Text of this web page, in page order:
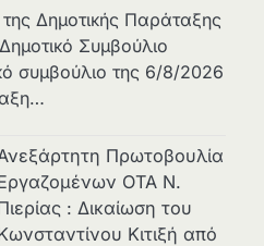
Δημοτικής Παράταξης
Συμβούλιο
συμβούλιο της 6/8/2026
Πρωτοβουλία
ΟΤΑ Ν.
: Δικαίωση του
Κιτιξή από